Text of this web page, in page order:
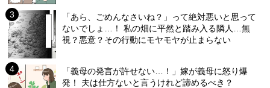
「あら、ごめんなさいね？」って絶対悪いと思って
ないでしょ…！ 私の畑に平然と踏み入る隣人…無
視？悪意？その行動にモヤモヤが止まらない
「義母の発言が許せない…！」嫁が義母に怒り爆
発！ 夫は仕方ないと言うけれど諦めるべき？